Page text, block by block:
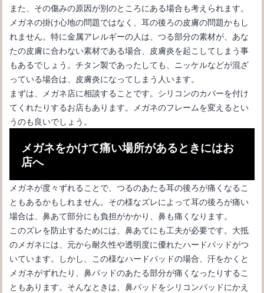
メガネのネジのゆるみを解消するには？購入店へ相談するのが一
番！
メガネをかけている高校生女子は必見！世間からどう思われてい
る？
また、その傷みの原因が別のところにある場合も考えられます。
メガネの掛け心地の問題ではなく、耳の後ろの皮膚の問題かもし
れません。特に金属アレルギーの人は、つる部分の素材が、あな
たの皮膚に合わない素材である場合、皮膚炎を起こしてしまう事
もあるでしょう。チタン製であったしても、ニッケルなどが混ざ
っている場合は、皮膚炎になってしまう人います。
まずは、メガネ店に相談することです。シリコンのカバーを付け
てくれたりするお店もあります。メガネのフレームを変えるとい
うのも良いでしょう。
メガネをかけて痛い場所があるときにはお
店へ
メガネが度々ずれることで、つるのあたる耳の後ろが痛くなるこ
ともあるかもしれません。その様なズレによって耳の後ろが痛い
場合は、鼻あて部分にも負担がかかり、鼻も痛くなります。
このズレを防止するためには、鼻あてにも工夫が必要です。大抵
のメガネには、元から耐久性や透明度に優れたハードパッドがつ
いています。しかし、この様なハードパッドの場合、汗をかくと
メガネがずれたり、鼻パッドのあたる部分が痛くなったりするこ
ともあります。そんなときは、鼻パッドをシリコンパッドにかえ